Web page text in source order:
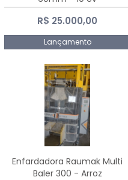
R$ 25.000,00
Lançamento
Enfardadora Raumak Multi
Baler 300 - Arroz